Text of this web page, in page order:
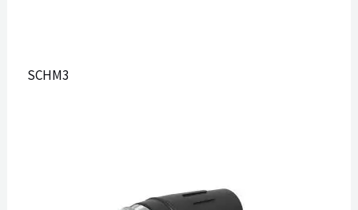
SCHM3